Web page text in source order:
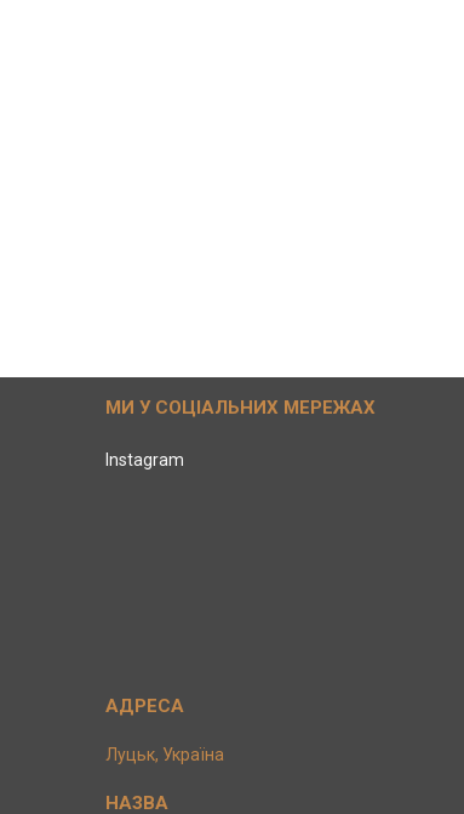
МИ У СОЦІАЛЬНИХ МЕРЕЖАХ
Instagram
Луцьк, Україна